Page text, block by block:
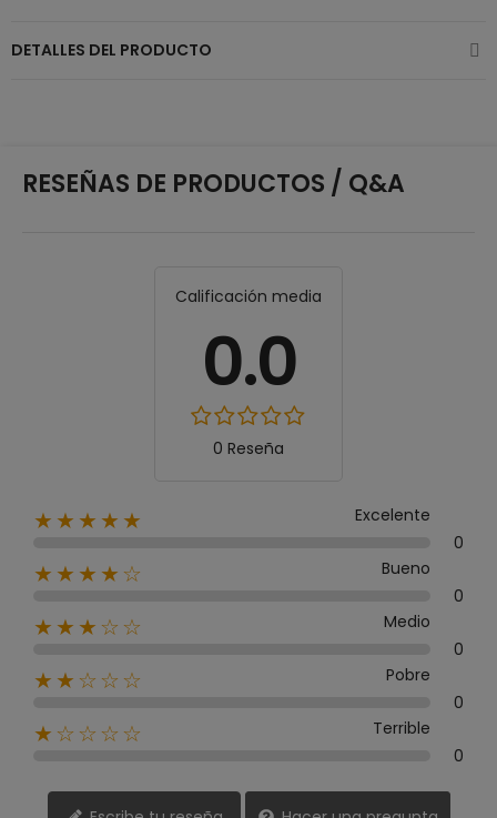
DETALLES DEL PRODUCTO
RESEÑAS DE PRODUCTOS / Q&A
Calificación media
0.0
0 Reseña
★★★★★
Excelente
0
★★★★☆
Bueno
0
★★★☆☆
Medio
0
★★☆☆☆
Pobre
0
★☆☆☆☆
Terrible
0